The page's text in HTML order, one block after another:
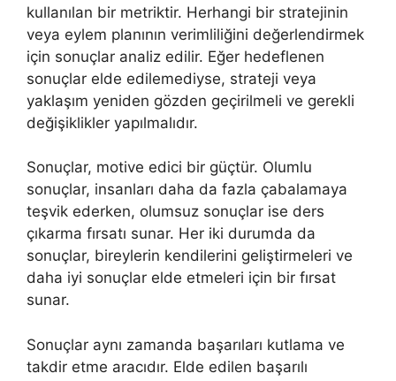
kullanılan bir metriktir. Herhangi bir stratejinin
veya eylem planının verimliliğini değerlendirmek
için sonuçlar analiz edilir. Eğer hedeflenen
sonuçlar elde edilemediyse, strateji veya
yaklaşım yeniden gözden geçirilmeli ve gerekli
değişiklikler yapılmalıdır.
Sonuçlar, motive edici bir güçtür. Olumlu
sonuçlar, insanları daha da fazla çabalamaya
teşvik ederken, olumsuz sonuçlar ise ders
çıkarma fırsatı sunar. Her iki durumda da
sonuçlar, bireylerin kendilerini geliştirmeleri ve
daha iyi sonuçlar elde etmeleri için bir fırsat
sunar.
Sonuçlar aynı zamanda başarıları kutlama ve
takdir etme aracıdır. Elde edilen başarılı